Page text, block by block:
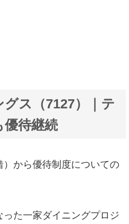
ス（7127）｜テ
優待継続
から優待制度についての
た一家ダイニングプロジ